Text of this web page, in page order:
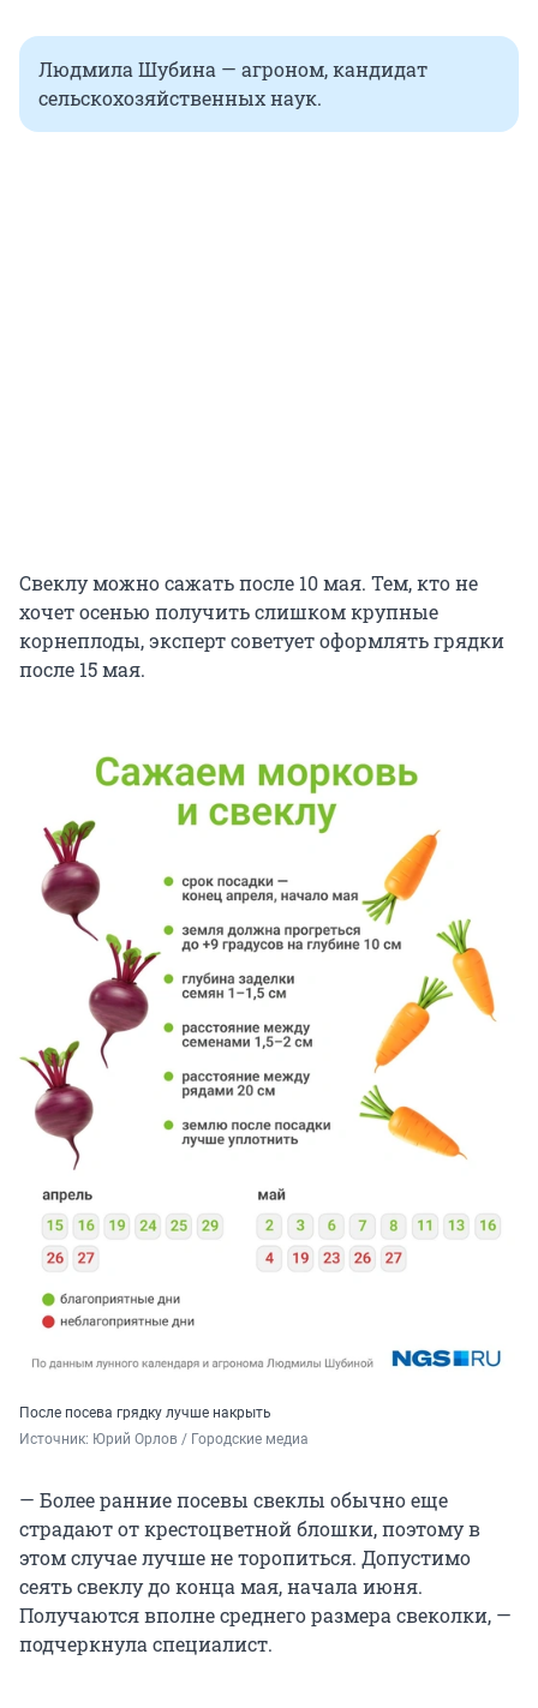
Людмила Шубина — агроном, кандидат
сельскохозяйственных наук.
Свеклу можно сажать после 10 мая. Тем, кто не
хочет осенью получить слишком крупные
корнеплоды, эксперт советует оформлять грядки
после 15 мая.
После посева грядку лучше накрыть
Источник: Юрий Орлов / Городские медиа
— Более ранние посевы свеклы обычно еще
страдают от крестоцветной блошки, поэтому в
этом случае лучше не торопиться. Допустимо
сеять свеклу до конца мая, начала июня.
Получаются вполне среднего размера свеколки, —
подчеркнула специалист.